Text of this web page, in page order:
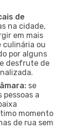
de
na cidade,
em mais
culinária ou
por alguns
desfrute de
se
a
momento
de rua sem